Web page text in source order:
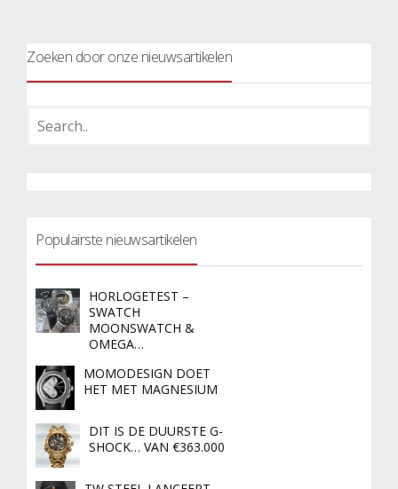
Zoeken door onze nieuwsartikelen
Populairste nieuwsartikelen
HORLOGETEST –
SWATCH
MOONSWATCH &
OMEGA…
MOMODESIGN DOET
HET MET MAGNESIUM
DIT IS DE DUURSTE G-
SHOCK… VAN €363.000